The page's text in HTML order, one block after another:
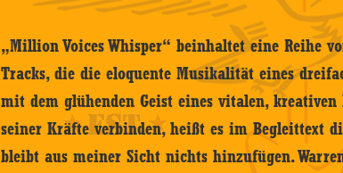
„Million Voices Whisper“ beinhaltet eine Reihe
Tracks, die die eloquente Musikalität eines
mit dem glühenden Geist eines vitalen,
seiner Kräfte verbinden, heißt es im Begleittext
bleibt aus meiner Sicht nichts hinzufügen.